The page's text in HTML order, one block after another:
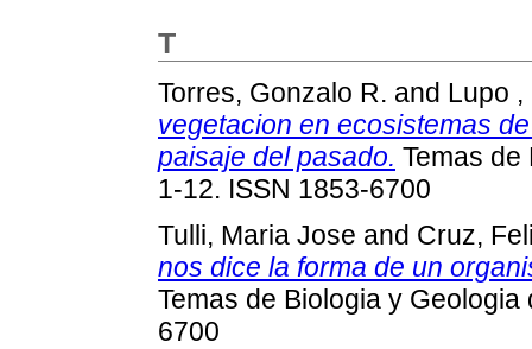
T
Torres, Gonzalo R. and Lupo ,
vegetacion en ecosistemas
paisaje del pasado. Temas de
1-12. ISSN 1853-6700
Tulli, Maria Jose and Cruz,
nos dice la forma de un
Temas de Biologia y
6700